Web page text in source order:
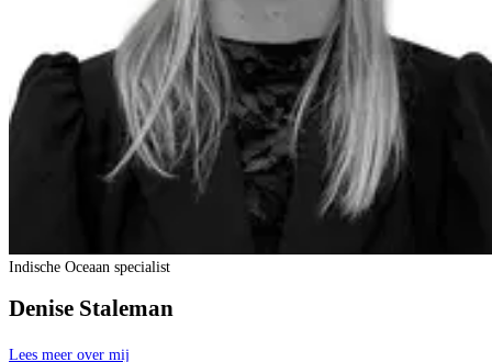
Indische Oceaan specialist
Denise Staleman
Lees meer over mij